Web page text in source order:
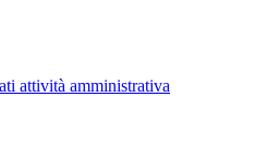
attività amministrativa